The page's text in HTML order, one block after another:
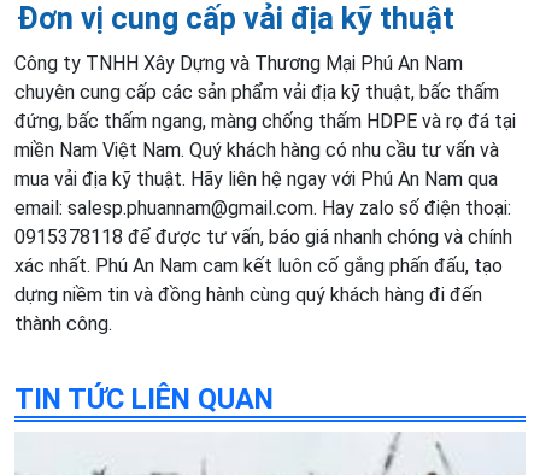
Đơn vị cung cấp vải địa kỹ thuật
Công ty TNHH Xây Dựng và Thương Mại Phú An Nam
chuyên cung cấp các sản phẩm vải địa kỹ thuật, bấc thấm
đứng, bấc thấm ngang, màng chống thấm HDPE và rọ đá tại
miền Nam Việt Nam. Quý khách hàng có nhu cầu tư vấn và
mua vải địa kỹ thuật. Hãy liên hệ ngay với Phú An Nam qua
email: salesp.phuannam@gmail.com. Hay zalo số điện thoại:
0915378118 để được tư vấn, báo giá nhanh chóng và chính
xác nhất. Phú An Nam cam kết luôn cố gắng phấn đấu, tạo
dựng niềm tin và đồng hành cùng quý khách hàng đi đến
thành công.
TIN TỨC LIÊN QUAN